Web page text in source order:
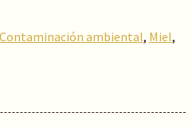
Contaminación ambiental, Miel,